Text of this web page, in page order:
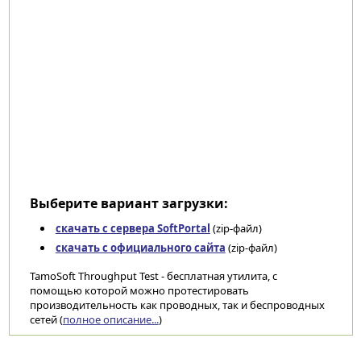
Выберите вариант загрузки:
скачать с сервера SoftPortal (zip-файл)
скачать с официального сайта (zip-файл)
TamoSoft Throughput Test - бесплатная утилита, с
помощью которой можно протестировать
производительность как проводных, так и беспроводных
сетей (полное описание...)